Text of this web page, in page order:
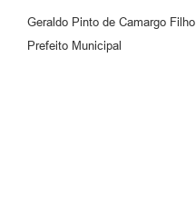
Geraldo Pinto de Camargo Filho
Prefeito Municipal